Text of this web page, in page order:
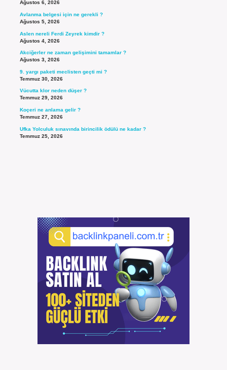
Ağustos 6, 2026
Avlanma belgesi için ne gerekli ?
Ağustos 5, 2026
Aslen nereli Ferdi Zeyrek kimdir ?
Ağustos 4, 2026
Akciğerler ne zaman gelişimini tamamlar ?
Ağustos 3, 2026
9. yargı paketi meclisten geçti mi ?
Temmuz 30, 2026
Vücutta klor neden düşer ?
Temmuz 29, 2026
Koçeri ne anlama gelir ?
Temmuz 27, 2026
Ufka Yolculuk sınavında birincilik ödülü ne kadar ?
Temmuz 25, 2026